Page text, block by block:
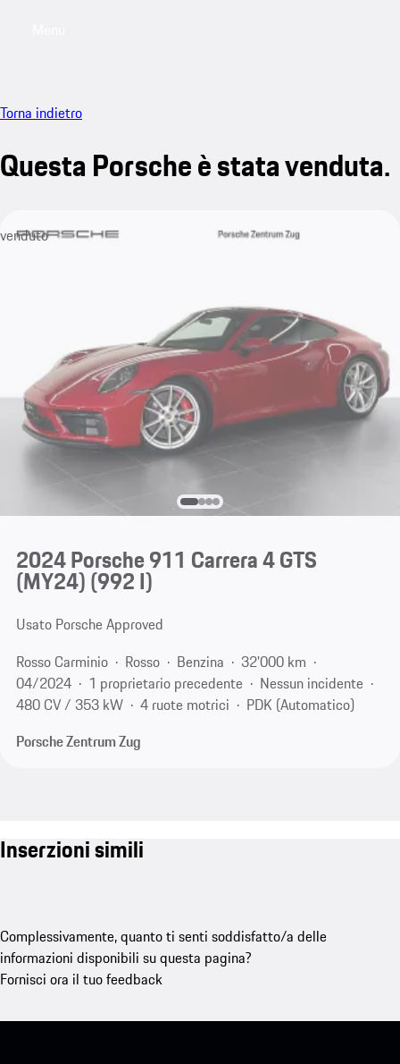
Torna indietro
Questa Porsche è stata venduta.
venduto
2024 Porsche 911 Carrera 4 GTS
(MY24)(992 I)
Usato Porsche Approved
Rosso Carminio
Rosso Benzina
32'000 km
04/2024
1 proprietario precedente
Nessun incidente
480 CV / 353 kW
4 ruote motrici
PDK (Automatico)
Porsche Zentrum Zug
Inserzioni simili
Complessivamente, quanto ti senti soddisfatto/a delle
informazioni disponibili su questa pagina?
Fornisci ora il tuo feedback